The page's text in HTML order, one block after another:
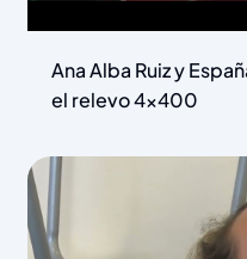
Ana Alba Ruiz y
el relevo 4×400